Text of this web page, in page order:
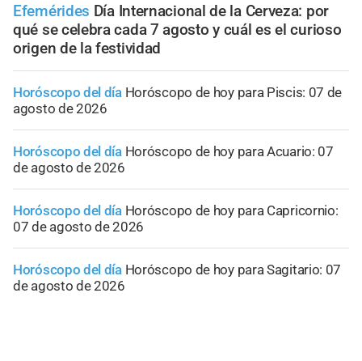
Efemérides Día Internacional de la Cerveza: por
qué se celebra cada 7 agosto y cuál es el curioso
origen de la festividad
Horóscopo del día Horóscopo de hoy para Piscis: 07 de
agosto de 2026
Horóscopo del día Horóscopo de hoy para Acuario: 07
de agosto de 2026
Horóscopo del día Horóscopo de hoy para Capricornio:
07 de agosto de 2026
Horóscopo del día Horóscopo de hoy para Sagitario: 07
de agosto de 2026